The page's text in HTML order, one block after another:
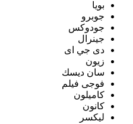
بويا
جوبرو
جودوكس
جينرال
دى جي اى
زيون
سان ديسك
فوجى فيلم
كاميلون
كانون
ليكسر